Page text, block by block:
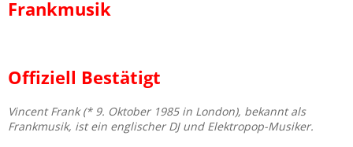
Frankmusik
Offiziell Bestätigt
Vincent Frank (* 9. Oktober 1985 in London), bekannt als
Frankmusik, ist ein englischer DJ und Elektropop-Musiker.